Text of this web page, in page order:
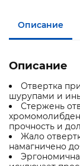
Описание
Описание
Отвертка
шурупами и
Стержень
прочность и
Жало
намагничено